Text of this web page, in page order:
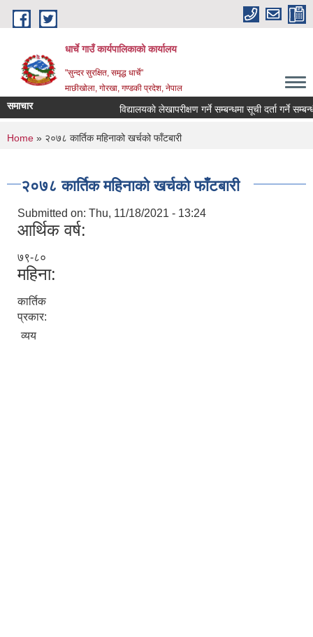
Skip to main content
धार्चे गाउँ कार्यपालिकाको कार्यालय
"सुन्दर सुरक्षित, समृद्ध धार्चे"
माछीखोला, गोरखा, गण्डकी प्रदेश, नेपाल
समाचार विद्यालयकाे लेखापरीक्षण गर्ने सम्बन्धमा सूची दर्ता गर्ने सम्बन्धी
You are here
Home » २०७८ कार्तिक महिनाको खर्चको फाँटबारी
२०७८ कार्तिक महिनाको खर्चको फाँटबारी
Submitted on: Thu, 11/18/2021 - 13:24
आर्थिक वर्ष:
७९-८०
महिना:
कार्तिक
प्रकार:
व्यय